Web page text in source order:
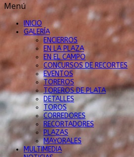
Menú
INICIO
GALERÍA
ENCIERROS
EN LA PLAZA
EN EL CAMPO
CONCURSOS DE RECORTES
EVENTOS
TOREROS
TOREROS DE PLATA
DETALLES
TOROS
CORREDORES
RECORTADORES
PLAZAS
MAYORALES
MULTIMEDIA